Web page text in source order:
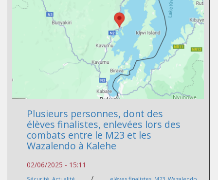
Plusieurs personnes, dont des
élèves finalistes, enlevées lors des
combats entre le M23 et les
Wazalendo à Kalehe
02/06/2025 - 15:11
Sécurité Actualité / elèves finalistes M23 Wazalendo